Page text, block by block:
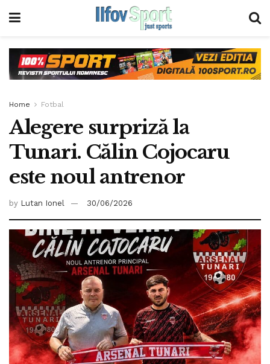
Home Fotbal
Alegere surpriză la
Tunari. Călin Cojocaru
este noul antrenor
by Lutan Ionel 30/06/2026